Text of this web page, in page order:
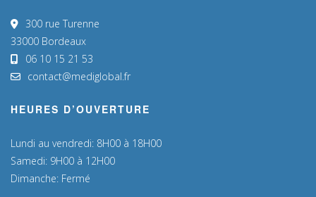
300 rue Turenne
33000 Bordeaux
06 10 15 21 53
contact@mediglobal.fr
HEURES D’OUVERTURE
Lundi au vendredi: 8H00 à 18H00
Samedi: 9H00 à 12H00
Dimanche: Fermé